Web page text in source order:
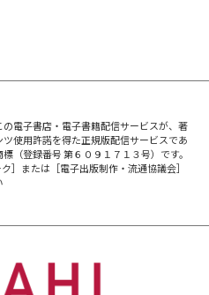
の電子書店・電子書籍配信サービスが、著
使用許諾を得た正規版配信サービスであ
（登録番号 第６０９１７１３号）です。
］または［電子出版制作・流通協議会］